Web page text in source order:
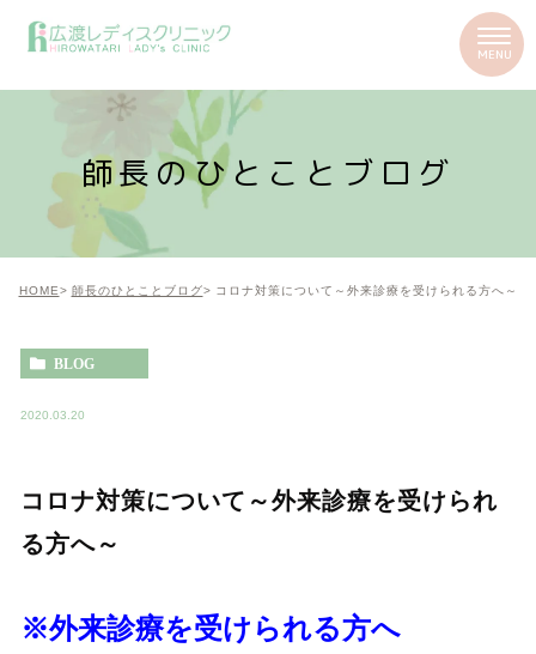
師長のひとことブログ
HOME 師長のひとことブログ コロナ対策について～外来診療を受けられる方へ～
BLOG
2020.03.20
コロナ対策について～外来診療を受けられ
る方へ～
※外来診療を受けられる方へ